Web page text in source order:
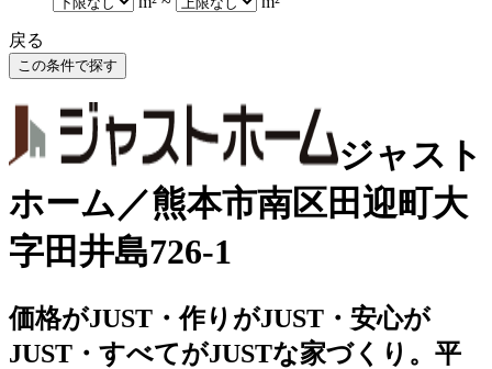
戻る
ジャスト
ホーム／熊本市南区田迎町大
字田井島726-1
価格がJUST・作りがJUST・安心が
JUST・すべてがJUSTな家づくり。平